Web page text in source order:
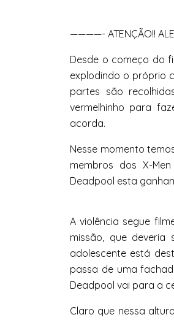
————- ATENÇÃO!!
Desde o começo do
explodindo o próprio
partes são
vermelhinho para
acorda.
Nesse momento
membros dos X-
Deadpool esta
A violência segue
missão, que deveria
adolescente está
passa de uma
Deadpool vai para a
Claro que nessa